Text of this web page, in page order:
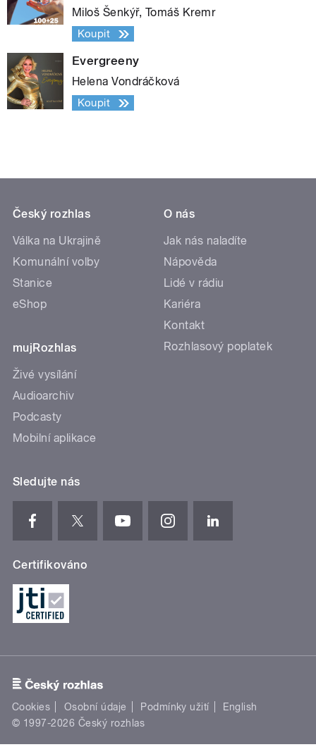
Miloš Šenkýř, Tomáš Kremr
Koupit
Evergreeny
Helena Vondráčková
Koupit
Český rozhlas
Válka na Ukrajině
Komunální volby
Stanice
eShop
mujRozhlas
Živé vysílání
Audioarchiv
Podcasty
Mobilní aplikace
O nás
Jak nás naladíte
Nápověda
Lidé v rádiu
Kariéra
Kontakt
Rozhlasový poplatek
Sledujte nás
Certifikováno
Cookies Osobní údaje Podmínky užití
English
© 1997-2026 Český rozhlas